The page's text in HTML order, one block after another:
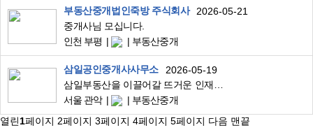
부동산중개법인죽방 주식회사
2026-05-21
중개사님 모십니다.
인천 부평
부동산중개
삼일공인중개사사무소
2026-05-19
서울 관악
부동산중개
열린1페이지 2페이지 3페이지 4페이지 5페이지 다음 맨끝